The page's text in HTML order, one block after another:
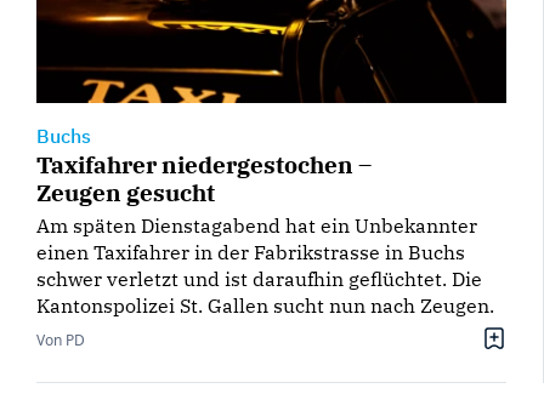
Buchs
Taxifahrer niedergestochen –
Zeugen gesucht
Am späten Dienstagabend hat ein Unbekannter
einen Taxifahrer in der Fabrikstrasse in Buchs
schwer verletzt und ist daraufhin geflüchtet. Die
Kantonspolizei St. Gallen sucht nun nach Zeugen.
Von PD